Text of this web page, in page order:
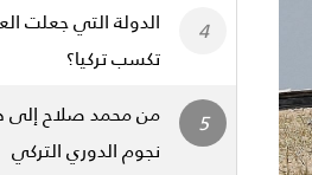
الدولة التي جعلت
تكسب تركيا؟
من محمد صلاح إلى
نجوم الدوري التركي